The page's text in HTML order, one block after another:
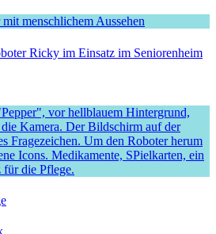
Ricky im Einsatz im Seniorenheim